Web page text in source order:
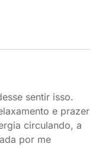
sentir isso.
e prazer
circulando, a
por me